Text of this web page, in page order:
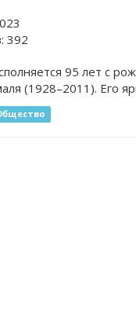
392
95 лет с
(1928–2011). Его